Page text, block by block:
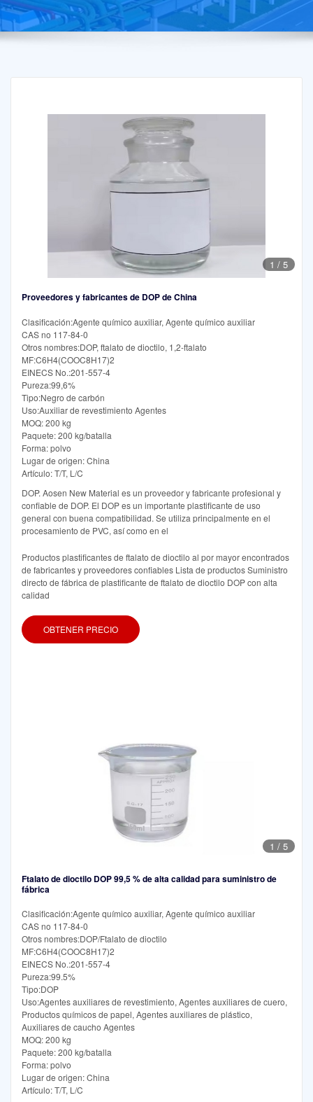
1 / 5
Proveedores y fabricantes de DOP de China
Clasificación:Agente químico auxiliar, Agente químico auxiliar
CAS no 117-84-0
Otros nombres:DOP, ftalato de dioctilo, 1,2-ftalato
MF:C6H4(COOC8H17)2
EINECS No.:201-557-4
Pureza:99,6%
Tipo:Negro de carbón
Uso:Auxiliar de revestimiento Agentes
MOQ: 200 kg
Paquete: 200 kg/batalla
Forma: polvo
Lugar de origen: China
Artículo: T/T, L/C
DOP. Aosen New Material es un proveedor y fabricante profesional y
confiable de DOP. El DOP es un importante plastificante de uso
general con buena compatibilidad. Se utiliza principalmente en el
procesamiento de PVC, así como en el
Productos plastificantes de ftalato de dioctilo al por mayor encontrados
de fabricantes y proveedores confiables Lista de productos Suministro
directo de fábrica de plastificante de ftalato de dioctilo DOP con alta
calidad
OBTENER PRECIO
1 / 5
Ftalato de dioctilo DOP 99,5 % de alta calidad para suministro de
fábrica
Clasificación:Agente químico auxiliar, Agente químico auxiliar
CAS no 117-84-0
Otros nombres:DOP/Ftalato de dioctilo
MF:C6H4(COOC8H17)2
EINECS No.:201-557-4
Pureza:99.5%
Tipo:DOP
Uso:Agentes auxiliares de revestimiento, Agentes auxiliares de cuero,
Productos químicos de papel, Agentes auxiliares de plástico,
Auxiliares de caucho Agentes
MOQ: 200 kg
Paquete: 200 kg/batalla
Forma: polvo
Lugar de origen: China
Artículo: T/T, L/C